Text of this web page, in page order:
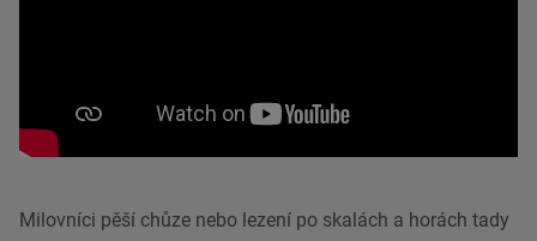
Milovníci pěší chůze nebo lezení po skalách a horách tady